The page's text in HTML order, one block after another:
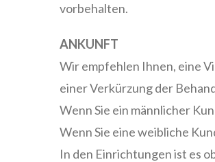
vorbehalten.
ANKUNFT
Wir empfehlen Ihnen, eine
einer Verkürzung der
Wenn Sie ein männlicher
Wenn Sie eine weibliche
In den Einrichtungen ist es